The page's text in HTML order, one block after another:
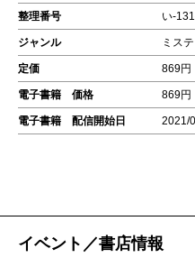
整理番号 い-
ジャンル ミス
定価 869円
電子書籍 価格 869円
電子書籍 配信開始日 2021/
イベント／書店情報